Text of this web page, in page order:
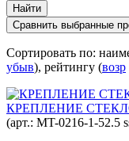
Сортировать по:
убыв), рейтингу (возр
КРЕПЛЕНИЕ
(арт.: MT-0216-1-52.5